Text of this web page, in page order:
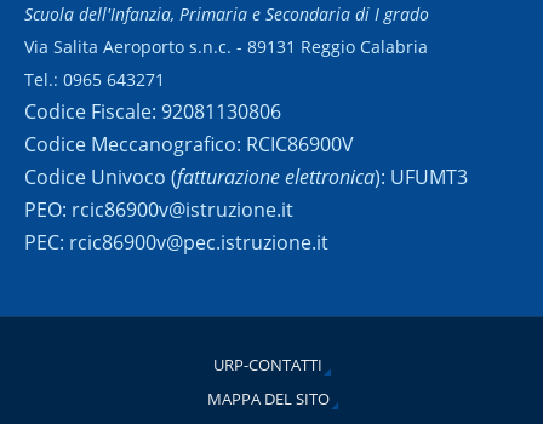
Scuola dell'Infanzia, Primaria e Secondaria di I grado
Via Salita Aeroporto s.n.c. - 89131 Reggio Calabria
Tel.: 0965 643271
Codice Fiscale: 92081130806
Codice Meccanografico: RCIC86900V
Codice Univoco (fatturazione elettronica): UFUMT3
PEO: rcic86900v@istruzione.it
PEC: rcic86900v@pec.istruzione.it
URP-CONTATTI
MAPPA DEL SITO